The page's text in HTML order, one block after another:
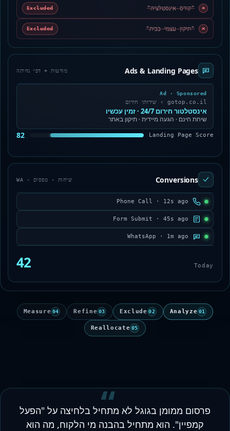
× "קורס אינסטלציה" Excluded
× "תיקון עצמי בבית" Excluded
Ads & Landing Pages מודעות + דפי נחיתה
Ad · Sponsored
gotop.co.il › שירותי חירום
אינסטלטור חירום 24/7 · זמין עכשיו
שיחת חינם · הגעה מיידית · תיקון באתר
Landing Page Score
82
Conversions שיחות · טפסים · WA
Phone Call · 12s ago
Form Submit · 45s ago
WhatsApp · 1m ago
Today
42
01
Analyze
02
Exclude
03
Refine
04
Measure
05
Reallocate
“
פרסום ממומן בגוגל לא מתחיל בלחיצה על "הפעל
קמפיין". הוא מתחיל בהבנה מי הלקוח, מה הוא